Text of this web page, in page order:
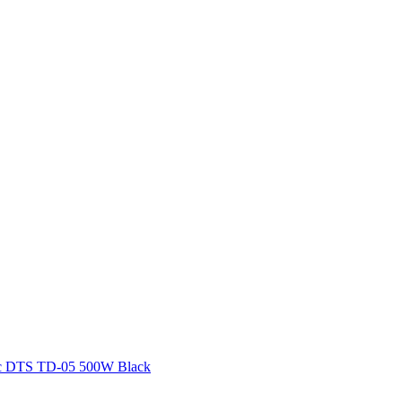
DTS TD-05 500W Black